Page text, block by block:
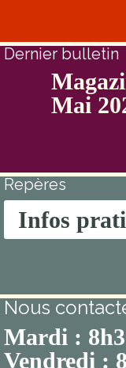
Dernier bulletin
Mai
Repères
Infos
Nous
Mardi :
Vendredi :